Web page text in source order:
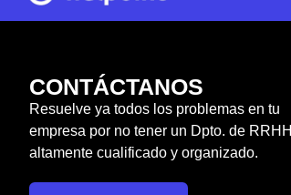
CONTÁCTANOS
Resuelve ya todos los problemas en tu
empresa por no tener un Dpto. de RRHH
altamente cualificado y organizado.